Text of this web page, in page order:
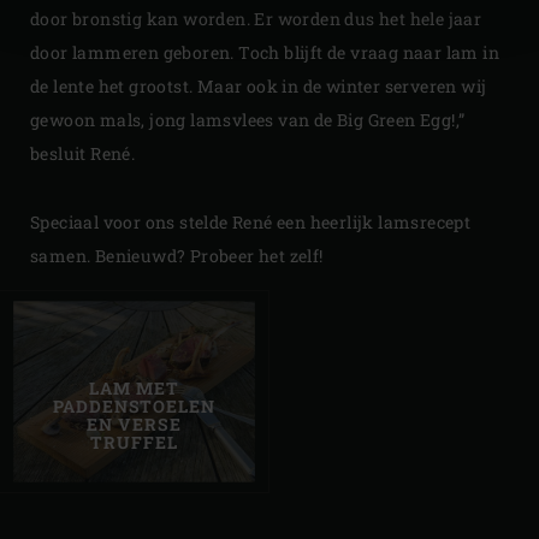
door bronstig kan worden. Er worden dus het hele jaar
door lammeren geboren. Toch blijft de vraag naar lam in
de lente het grootst. Maar ook in de winter serveren wij
gewoon mals, jong lamsvlees van de Big Green Egg!,”
besluit René.
Speciaal voor ons stelde René een heerlijk lamsrecept
samen. Benieuwd? Probeer het zelf!
LAM MET
PADDENSTOELEN
EN VERSE
TRUFFEL